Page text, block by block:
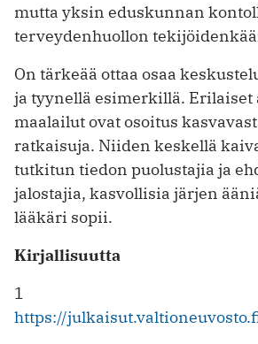
mutta yksin eduskunnan
terveydenhuollon
On tärkeää ottaa osaa
ja tyynellä esimerkillä.
maalailut ovat osoitus
ratkaisuja. Niiden keskellä
tutkitun tiedon puolustajia ja
jalostajia, kasvollisia järjen
lääkäri sopii.
Kirjallisuutta
1
https://